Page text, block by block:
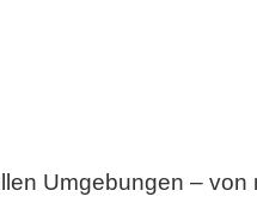
Umgebungen –